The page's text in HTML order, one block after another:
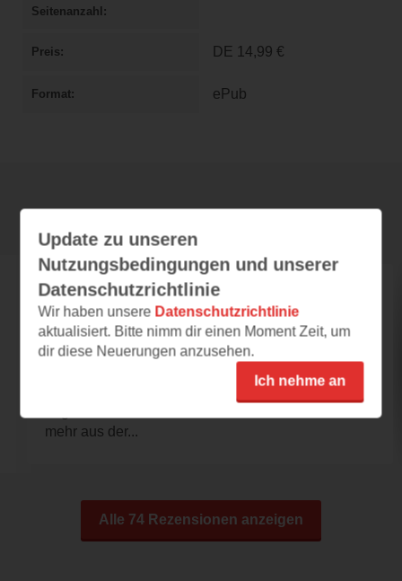
Seitenanzahl
Preis DE 14,99 €
Format ePub
hummingbird
19.03.2025 – 13:45
Der beste historische Familienroman
mehr aus der...
Alle 74 Rezensionen anzeigen
Update zu unseren
Nutzungsbedingungen und unserer
Datenschutzrichtlinie
Wir haben unsere Datenschutzrichtlinie
aktualisiert. Bitte nimm dir einen Moment Zeit, um
dir diese Neuerungen anzusehen.
Ich nehme an